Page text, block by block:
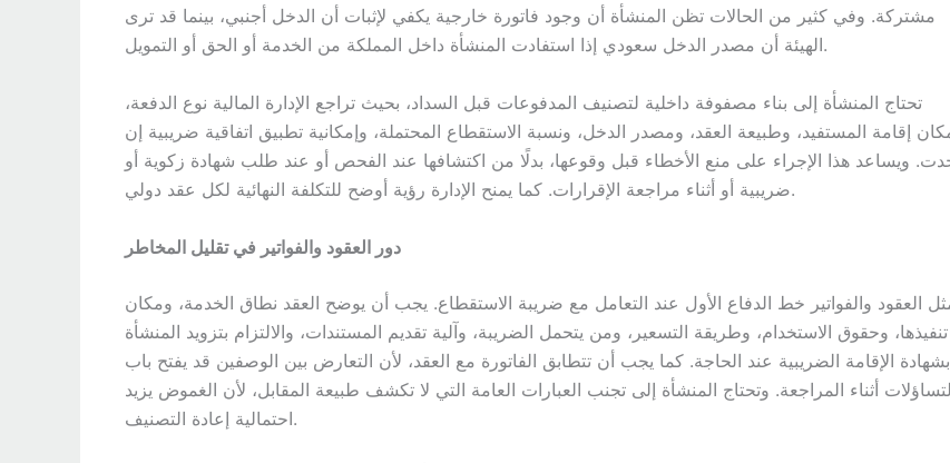
مشتركة. وفي كثير من الحالات تظن المنشأة أن وجود فاتورة خارجية يكفي لإثبات أن الدخل أجنبي، بينما قد ترى
الهيئة أن مصدر الدخل سعودي إذا استفادت المنشأة داخل المملكة من الخدمة أو الحق أو التمويل.
تحتاج المنشأة إلى بناء مصفوفة داخلية لتصنيف المدفوعات قبل السداد، بحيث تراجع الإدارة المالية نوع الدفعة،
إقامة المستفيد، وطبيعة العقد، ومصدر الدخل، ونسبة الاستقطاع المحتملة، وإمكانية تطبيق اتفاقية ضريبية إن
ويساعد هذا الإجراء على منع الأخطاء قبل وقوعها، بدلًا من اكتشافها عند الفحص أو عند طلب شهادة زكوية أو
ضريبية أو أثناء مراجعة الإقرارات. كما يمنح الإدارة رؤية أوضح للتكلفة النهائية لكل عقد دولي.
دور العقود والفواتير في تقليل المخاطر
العقود والفواتير خط الدفاع الأول عند التعامل مع ضريبة الاستقطاع. يجب أن يوضح العقد نطاق الخدمة، ومكان
تنفيذها، وحقوق الاستخدام، وطريقة التسعير، ومن يتحمل الضريبة، وآلية تقديم المستندات، والالتزام بتزويد المنشأة
بشهادة الإقامة الضريبية عند الحاجة. كما يجب أن تتطابق الفاتورة مع العقد، لأن التعارض بين الوصفين قد يفتح باب
أثناء المراجعة. وتحتاج المنشأة إلى تجنب العبارات العامة التي لا تكشف طبيعة المقابل، لأن الغموض يزيد
احتمالية إعادة التصنيف.